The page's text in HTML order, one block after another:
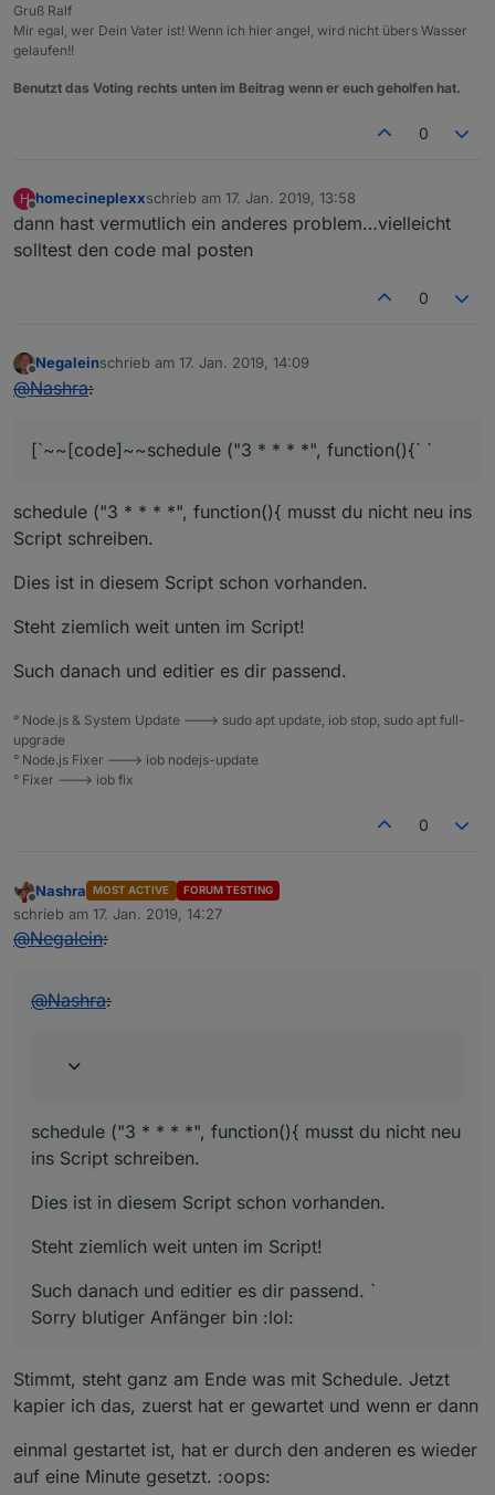
Gruß Ralf
Mir egal, wer Dein Vater ist! Wenn ich hier angel, wird nicht übers Wasser
gelaufen!!
Benutzt das Voting rechts unten im Beitrag wenn er euch geholfen hat.
0
H
Offline
homecineplexxschrieb am 17. Jan. 2019, 13:58
zuletzt editiert von
dann hast vermutlich ein anderes problem…vielleicht
solltest den code mal posten
0
Offline
Negaleinschrieb am 17. Jan. 2019, 14:09
zuletzt editiert von
@Nashra:
[`~~[code]~~schedule ("3 * * * *", function(){` `
schedule ("3 * * * *", function(){ musst du nicht neu ins
Script schreiben.
Dies ist in diesem Script schon vorhanden.
Steht ziemlich weit unten im Script!
Such danach und editier es dir passend.
° Node.js & System Update ---> sudo apt update, iob stop, sudo apt full-
upgrade
° Node.js Fixer ---> iob nodejs-update
° Fixer ---> iob fix
0
Offline
Nashra MOST ACTIVE FORUM TESTING
schrieb am 17. Jan. 2019, 14:27
zuletzt editiert von
@Negalein:
@Nashra:
schedule ("3 * * * *", function(){ musst du nicht neu
ins Script schreiben.
Dies ist in diesem Script schon vorhanden.
Steht ziemlich weit unten im Script!
Such danach und editier es dir passend. `
Sorry blutiger Anfänger bin :lol:
Stimmt, steht ganz am Ende was mit Schedule. Jetzt
kapier ich das, zuerst hat er gewartet und wenn er dann
einmal gestartet ist, hat er durch den anderen es wieder
auf eine Minute gesetzt. :oops: